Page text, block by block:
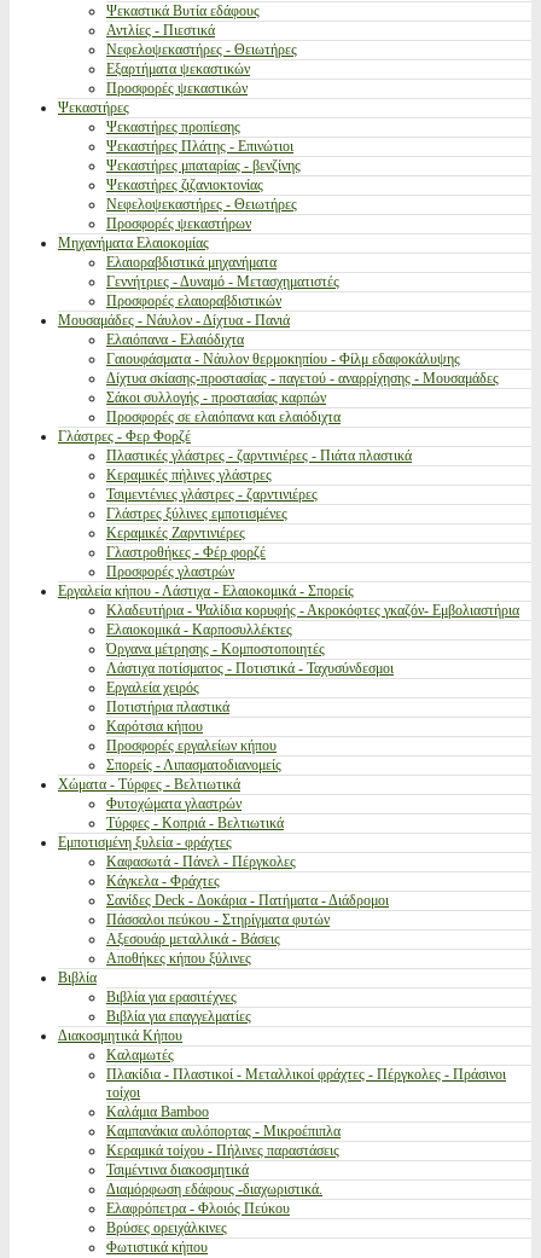
Ψεκαστικά Βυτία εδάφους
Αντλίες - Πιεστικά
Νεφελοψεκαστήρες - Θειωτήρες
Εξαρτήματα ψεκαστικών
Προσφορές ψεκαστικών
Ψεκαστήρες
Ψεκαστήρες προπίεσης
Ψεκαστήρες Πλάτης - Επινώτιοι
Ψεκαστήρες μπαταρίας - βενζίνης
Ψεκαστήρες ζιζανιοκτονίας
Νεφελοψεκαστήρες - Θειωτήρες
Προσφορές ψεκαστήρων
Μηχανήματα Ελαιοκομίας
Ελαιοραβδιστικά μηχανήματα
Γεννήτριες - Δυναμό - Μετασχηματιστές
Προσφορές ελαιοραβδιστικών
Μουσαμάδες - Νάυλον - Δίχτυα - Πανιά
Ελαιόπανα - Ελαιόδιχτα
Γαιουφάσματα - Νάυλον θερμοκηπίου - Φίλμ εδαφοκάλυψης
Δίχτυα σκίασης-προστασίας - παγετού - αναρρίχησης - Μουσαμάδες
Σάκοι συλλογής - προστασίας καρπών
Προσφορές σε ελαιόπανα και ελαιόδιχτα
Γλάστρες - Φερ Φορζέ
Πλαστικές γλάστρες - ζαρντινιέρες - Πιάτα πλαστικά
Κεραμικές πήλινες γλάστρες
Τσιμεντένιες γλάστρες - ζαρντινιέρες
Γλάστρες ξύλινες εμποτισμένες
Κεραμικές Ζαρντινιέρες
Γλαστροθήκες - Φέρ φορζέ
Προσφορές γλαστρών
Εργαλεία κήπου - Λάστιχα - Ελαιοκομικά - Σπορείς
Κλαδευτήρια - Ψαλίδια κορυφής - Ακροκόφτες γκαζόν- Εμβολιαστήρια
Ελαιοκομικά - Καρποσυλλέκτες
Όργανα μέτρησης - Κομποστοποιητές
Λάστιχα ποτίσματος - Ποτιστικά - Ταχυσύνδεσμοι
Εργαλεία χειρός
Ποτιστήρια πλαστικά
Καρότσια κήπου
Προσφορές εργαλείων κήπου
Σπορείς - Λιπασματοδιανομείς
Χώματα - Τύρφες - Βελτιωτικά
Φυτοχώματα γλαστρών
Τύρφες - Κοπριά - Βελτιωτικά
Εμποτισμένη ξυλεία - φράχτες
Καφασωτά - Πάνελ - Πέργκολες
Κάγκελα - Φράχτες
Σανίδες Deck - Δοκάρια - Πατήματα - Διάδρομοι
Πάσσαλοι πεύκου - Στηρίγματα φυτών
Αξεσουάρ μεταλλικά - Βάσεις
Αποθήκες κήπου ξύλινες
Βιβλία
Βιβλία για ερασιτέχνες
Βιβλία για επαγγελματίες
Διακοσμητικά Κήπου
Καλαμωτές
Πλακίδια - Πλαστικοί - Μεταλλικοί φράχτες - Πέργκολες - Πράσινοι
τοίχοι
Καλάμια Bamboo
Καμπανάκια αυλόπορτας - Μικροέπιπλα
Κεραμικά τοίχου - Πήλινες παραστάσεις
Τσιμέντινα διακοσμητικά
Διαμόρφωση εδάφους -διαχωριστικά.
Ελαφρόπετρα - Φλοιός Πεύκου
Βρύσες ορειχάλκινες
Φωτιστικά κήπου